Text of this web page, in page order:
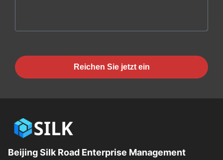
Reichen Sie jetzt ein
Beijing Silk Road Enterprise Management